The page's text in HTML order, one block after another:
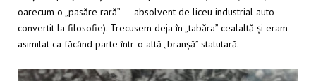
oarecum o „pasăre rară” – absolvent de liceu industrial auto-
convertit la filosofie). Trecusem deja în „tabăra” cealaltă și eram
asimilat ca făcând parte într-o altă „branșă” statutară.